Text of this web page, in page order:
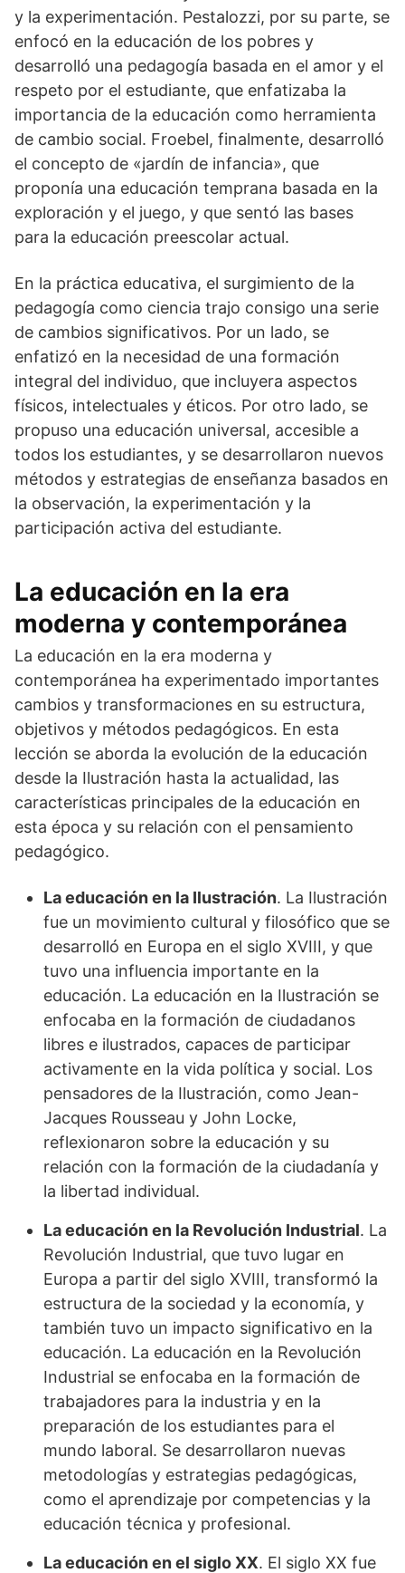
y la experimentación. Pestalozzi, por su parte, se
enfocó en la educación de los pobres y
desarrolló una pedagogía basada en el amor y el
respeto por el estudiante, que enfatizaba la
importancia de la educación como herramienta
de cambio social. Froebel, finalmente, desarrolló
el concepto de «jardín de infancia», que
proponía una educación temprana basada en la
exploración y el juego, y que sentó las bases
para la educación preescolar actual.
En la práctica educativa, el surgimiento de la
pedagogía como ciencia trajo consigo una serie
de cambios significativos. Por un lado, se
enfatizó en la necesidad de una formación
integral del individuo, que incluyera aspectos
físicos, intelectuales y éticos. Por otro lado, se
propuso una educación universal, accesible a
todos los estudiantes, y se desarrollaron nuevos
métodos y estrategias de enseñanza basados en
la observación, la experimentación y la
participación activa del estudiante.
La educación en la era
moderna y contemporánea
La educación en la era moderna y
contemporánea ha experimentado importantes
cambios y transformaciones en su estructura,
objetivos y métodos pedagógicos. En esta
lección se aborda la evolución de la educación
desde la Ilustración hasta la actualidad, las
características principales de la educación en
esta época y su relación con el pensamiento
pedagógico.
La educación en la Ilustración. La Ilustración
fue un movimiento cultural y filosófico que se
desarrolló en Europa en el siglo XVIII, y que
tuvo una influencia importante en la
educación. La educación en la Ilustración se
enfocaba en la formación de ciudadanos
libres e ilustrados, capaces de participar
activamente en la vida política y social. Los
pensadores de la Ilustración, como Jean-
Jacques Rousseau y John Locke,
reflexionaron sobre la educación y su
relación con la formación de la ciudadanía y
la libertad individual.
La educación en la Revolución Industrial. La
Revolución Industrial, que tuvo lugar en
Europa a partir del siglo XVIII, transformó la
estructura de la sociedad y la economía, y
también tuvo un impacto significativo en la
educación. La educación en la Revolución
Industrial se enfocaba en la formación de
trabajadores para la industria y en la
preparación de los estudiantes para el
mundo laboral. Se desarrollaron nuevas
metodologías y estrategias pedagógicas,
como el aprendizaje por competencias y la
educación técnica y profesional.
La educación en el siglo XX. El siglo XX fue